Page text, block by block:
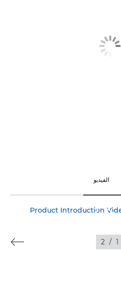
الفيديو
الفيديو
الصور1
/
2